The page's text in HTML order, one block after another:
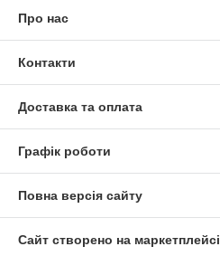
Про нас
Контакти
Доставка та оплата
Графік роботи
Повна версія сайту
Сайт створено на маркетплейсі